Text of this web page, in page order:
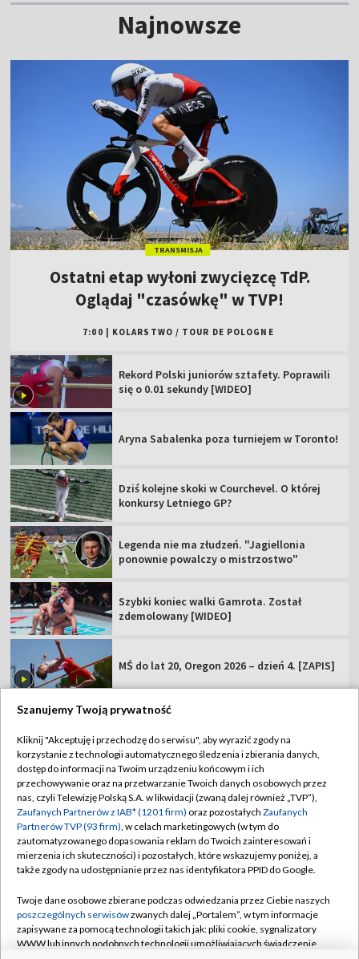
Najnowsze
TRANSMISJA
Ostatni etap wyłoni zwycięzcę TdP.
Oglądaj "czasówkę" w TVP!
7:00 KOLARSTWO / TOUR DE POLOGNE
Rekord Polski juniorów sztafety. Poprawili
się o 0.01 sekundy [WIDEO]
Aryna Sabalenka poza turniejem w Toronto!
Dziś kolejne skoki w Courchevel. O której
konkursy Letniego GP?
Legenda nie ma złudzeń. "Jagiellonia
ponownie powalczy o mistrzostwo"
Szybki koniec walki Gamrota. Został
zdemolowany [WIDEO]
MŚ do lat 20, Oregon 2026 – dzień 4. [ZAPIS]
TVP
Abonament TVP
Sklep TVP
Biuro Reklamy
Oferta Handlowa
Emisja w TVP
Rada Programowa
Regulamin TVP
Polityka prywatności
Moje zgody
Biuro reklamy
Kanały
Szanujemy Twoją prywatność
Kliknij "Akceptuję i przechodzę do serwisu", aby wyrazić zgody na
korzystanie z technologii automatycznego śledzenia i zbierania danych,
dostęp do informacji na Twoim urządzeniu końcowym i ich
przechowywanie oraz na przetwarzanie Twoich danych osobowych przez
nas, czyli Telewizję Polską S.A. w likwidacji (zwaną dalej również „TVP”),
Zaufanych Partnerów z IAB* (1201 firm) oraz pozostałych Zaufanych
Partnerów TVP (93 firm), w celach marketingowych (w tym do
zautomatyzowanego dopasowania reklam do Twoich zainteresowań i
mierzenia ich skuteczności) i pozostałych, które wskazujemy poniżej, a
także zgody na udostępnianie przez nas identyfikatora PPID do Google.
Twoje dane osobowe zbierane podczas odwiedzania przez Ciebie naszych
poszczególnych serwisówzwanych dalej „Portalem”, w tym informacje
zapisywane za pomocą technologii takich jak: pliki cookie, sygnalizatory
WWW lub innych podobnych technologii umożliwiających świadczenie